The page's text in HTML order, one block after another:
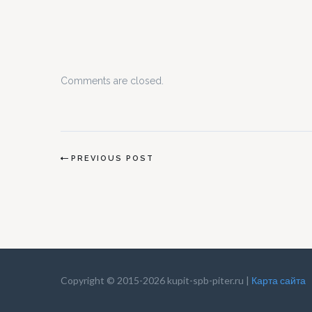
Comments are closed.
PREVIOUS POST
Copyright © 2015-2026 kupit-spb-piter.ru | Карта сайта